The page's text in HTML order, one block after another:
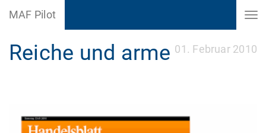
MAF Pilot
01. Februar 2010
Reiche und arme